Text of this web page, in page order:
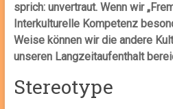
sprich: unvertraut. Wenn wir
Interkulturelle Kompetenz
Weise können wir die andere
unseren Langzeitaufenthalt
Stereotype